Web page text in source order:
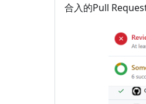
合入的Pull